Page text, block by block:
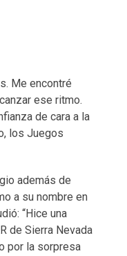
Me encontré
ese ritmo.
de cara a la
los Juegos
además de
a su nombre en
“Hice una
de Sierra Nevada
por la sorpresa